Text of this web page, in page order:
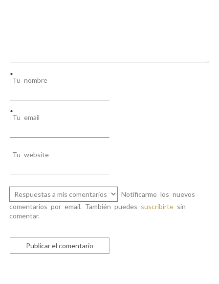
Tu nombre
*
Tu email
*
Tu website
Notificarme los nuevos
comentarios por email. También puedes suscribirte sin
comentar.